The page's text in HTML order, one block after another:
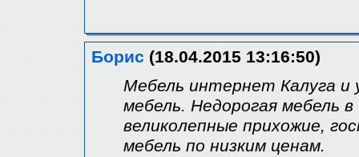
Борис (18.04.2015 13:16:50)
Мебель интернет Калуга и
мебель. Недорогая мебель
великолепные прихожие,
мебель по низким ценам.